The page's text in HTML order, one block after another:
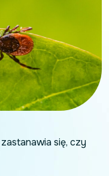
się, czy